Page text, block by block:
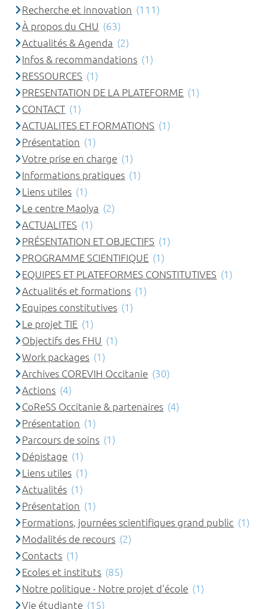
Recherche et innovation (111)
À propos du CHU (63)
Actualités & Agenda (2)
Infos & recommandations (1)
RESSOURCES (1)
PRESENTATION DE LA PLATEFORME (1)
CONTACT (1)
ACTUALITES ET FORMATIONS (1)
Présentation (1)
Votre prise en charge (1)
Informations pratiques (1)
Liens utiles (1)
Le centre Maolya (2)
ACTUALITES (1)
PRÉSENTATION ET OBJECTIFS (1)
PROGRAMME SCIENTIFIQUE (1)
EQUIPES ET PLATEFORMES CONSTITUTIVES (1)
Actualités et formations (1)
Equipes constitutives (1)
Le projet TIE (1)
Objectifs des FHU (1)
Work packages (1)
Archives COREVIH Occitanie (30)
Actions (4)
CoReSS Occitanie & partenaires (4)
Présentation (1)
Parcours de soins (1)
Dépistage (1)
Liens utiles (1)
Actualités (1)
Présentation (1)
Formations, journées scientifiques grand public (1)
Modalités de recours (2)
Contacts (1)
Ecoles et instituts (85)
Notre politique - Notre projet d'école (1)
Vie étudiante (15)